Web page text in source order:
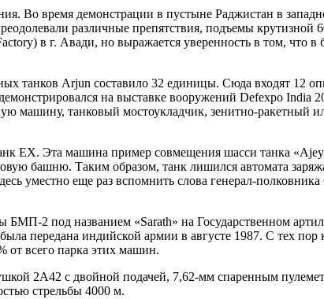
Во время демонстрации в пустыне Раджистан в
различные препятствия, подъемы
в г. Авади, но выражается уверенность в том, что в
танков Arjun составило 32 единицы. Сюда входят 12
на выставке вооружений Defexpo India
машину, танковый мостоукладчик, зенитно-ракетный
EX. Эта машина пример совмещения шасси танка
башню. Таким образом, танк лишился автомата
уместно еще раз вспомнить слова генерал-
2 под названием «Sarath» на Государственном
передана индийской армии в августе 1987. С тех
от всего парка этих машин.
2A42 с двойной подачей, 7,62-мм спаренным
стрельбы 4000 м.